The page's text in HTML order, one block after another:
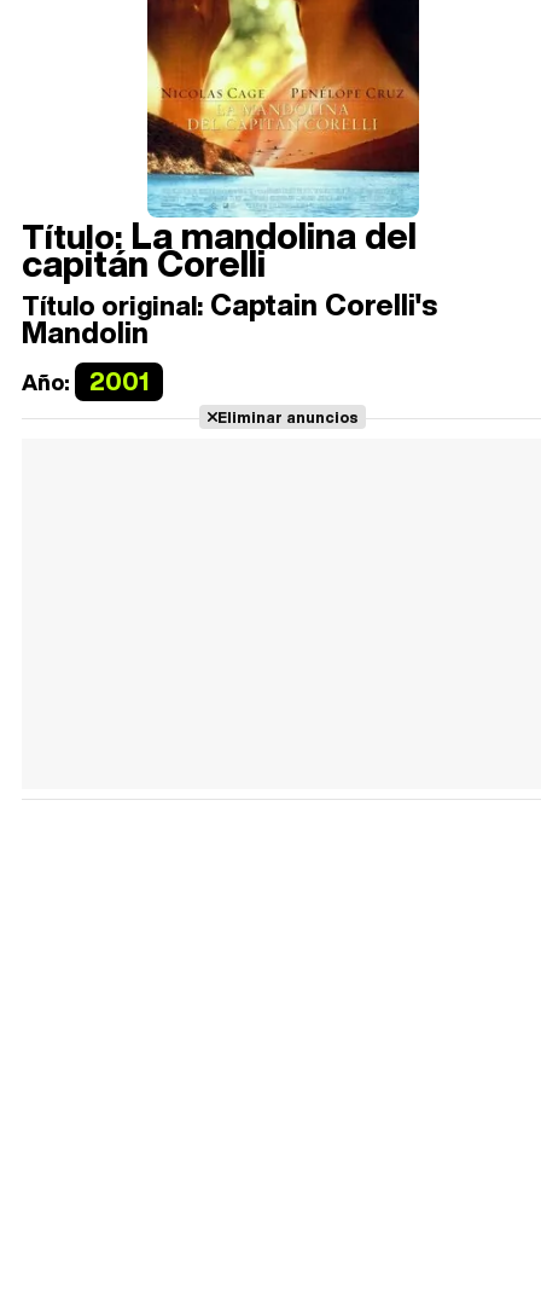
Título:La mandolina del
capitán Corelli
Título original: Captain Corelli's
Mandolin
Año: 2001
Eliminar anuncios